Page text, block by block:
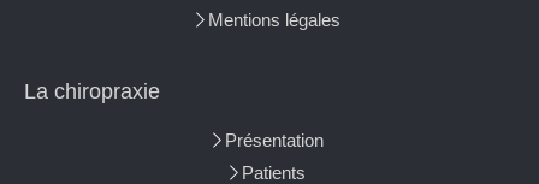
Mentions légales
La chiropraxie
Présentation
Patients